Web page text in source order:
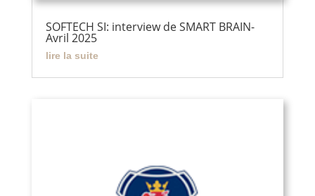
SOFTECH SI: interview de SMART BRAIN-
Avril 2025
lire la suite